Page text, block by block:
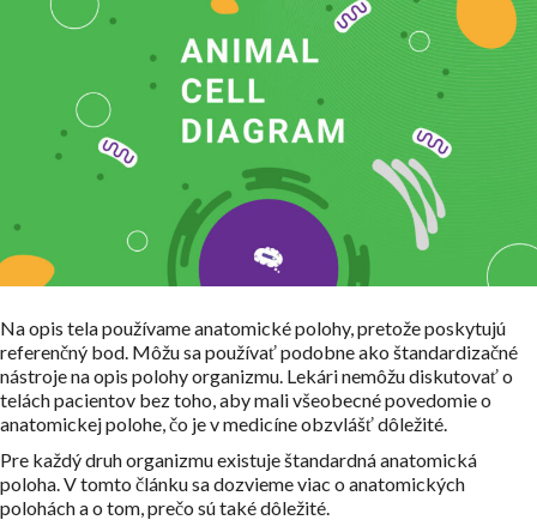
Na opis tela používame anatomické polohy, pretože poskytujú
referenčný bod. Môžu sa používať podobne ako štandardizačné
nástroje na opis polohy organizmu. Lekári nemôžu diskutovať o
telách pacientov bez toho, aby mali všeobecné povedomie o
anatomickej polohe, čo je v medicíne obzvlášť dôležité.
Pre každý druh organizmu existuje štandardná anatomická
poloha. V tomto článku sa dozvieme viac o anatomických
polohách a o tom, prečo sú také dôležité.